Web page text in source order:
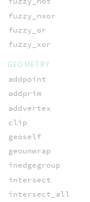
fuzzy_nxor
fuzzy_or
fuzzy_xor
GEOMETRY
addpoint
addprim
addvertex
clip
geoself
geounwrap
inedgegroup
intersect
intersect_all